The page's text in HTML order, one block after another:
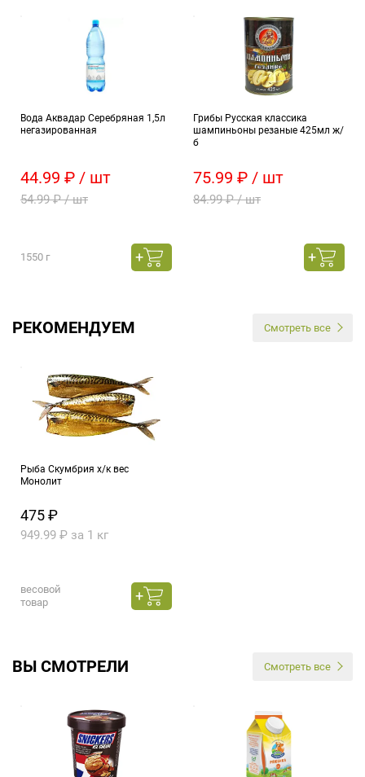
Вода Аквадар Серебряная 1,5л
негазированная
44.99 ₽ / шт
54.99 ₽ / шт
1550 г
Грибы Русская классика
шампиньоны резаные 425мл ж/
б
75.99 ₽ / шт
84.99 ₽ / шт
РЕКОМЕНДУЕМ Смотреть все
Рыба Скумбрия х/к вес
Монолит
475 ₽
949.99 ₽ за 1 кг
весовой
товар
ВЫ СМОТРЕЛИ Смотреть все